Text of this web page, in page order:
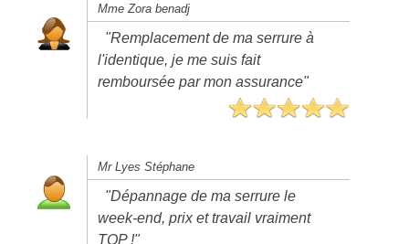
Mme Zora benadj
"Remplacement de ma serrure à
l'identique, je me suis fait
remboursée par mon assurance"
Mr Lyes Stéphane
"Dépannage de ma serrure le
week-end, prix et travail vraiment
TOP !"